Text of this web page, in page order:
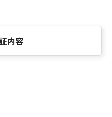
内容